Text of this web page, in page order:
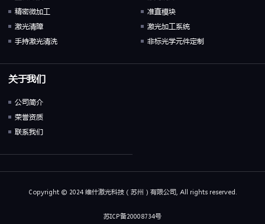
精密微加工
激光清障
手持激光清洗
准直模块
激光加工系统
非标光学元件定制
关于我们
公司简介
荣誉资质
联系我们
Copyright © 2024 维什激光科技（苏州）有限公司, All rights reserved.
苏ICP备20008734号